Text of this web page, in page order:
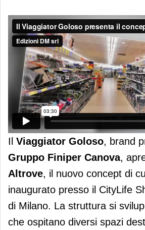
Video: Il Viaggiator
concept Altrove
Il Viaggiator Goloso, brand
Gruppo Finiper Canova,
Altrove, il nuovo concept di
inaugurato presso il CityLife
di Milano. La struttura si
che ospitano diversi spazi